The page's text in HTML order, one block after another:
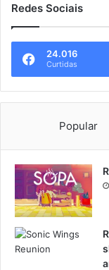
Redes Sociais
24.016
Curtidas
Popular